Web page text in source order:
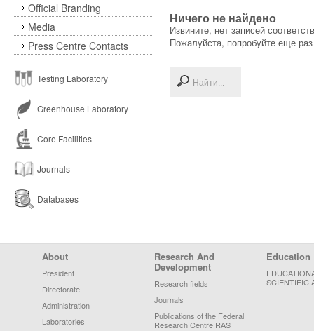
Official Branding
Media
Press Centre Contacts
Testing Laboratory
Greenhouse Laboratory
Core Facilities
Journals
Databases
Ничего не найдено
Извините, нет записей
Пожалуйста, попробуйте еще
Search
Footer Menu
About
President
Directorate
Administration
Laboratories
Research And
Development
Research fields
Journals
Publications of the Federal
Research Centre RAS
Education
SCIENTIFIC